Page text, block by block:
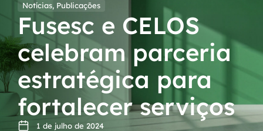
Notícias, Publicações
Fusesc e CELOS
celebram parceria
estratégica para
fortalecer serviços
1 de julho de 2024